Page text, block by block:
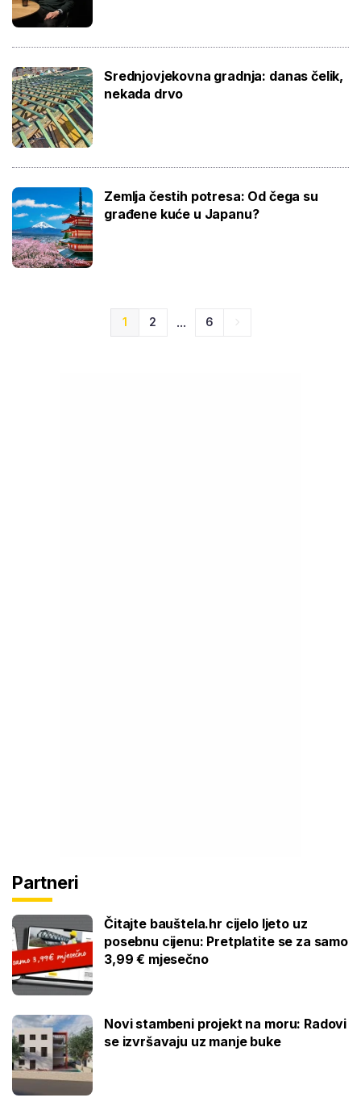
Srednjovjekovna gradnja: danas čelik,
nekada drvo
Zemlja čestih potresa: Od čega su
građene kuće u Japanu?
1 2 ... 6
Partneri
Čitajte bauštela.hr cijelo ljeto uz
posebnu cijenu: Pretplatite se za samo
3,99 € mjesečno
Novi stambeni projekt na moru: Radovi
se izvršavaju uz manje buke